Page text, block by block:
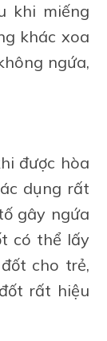
khi miếng
khác xoa
ngứa,
được hòa
dụng rất
gây ngứa
có thể lấy
cho trẻ,
rất hiệu